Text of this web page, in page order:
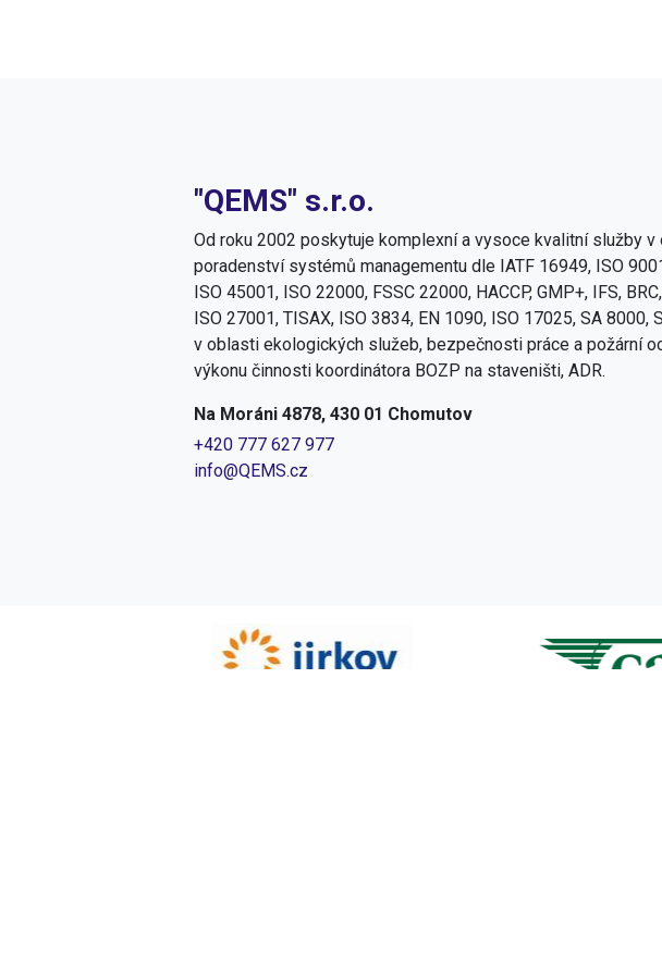
"QEMS" s.r.o.
Od roku 2002 poskytuje komplexní a vysoce kvalitní služby v
poradenství systémů managementu dle IATF 16949, ISO
ISO 45001, ISO 22000, FSSC 22000, HACCP, GMP+, IFS,
ISO 27001, TISAX, ISO 3834, EN 1090, ISO 17025, SA 8000,
v oblasti ekologických služeb, bezpečnosti práce a požární
výkonu činnosti koordinátora BOZP na staveništi, ADR.
Na Moráni 4878, 430 01 Chomutov
+420 777 627 977
info@QEMS.cz